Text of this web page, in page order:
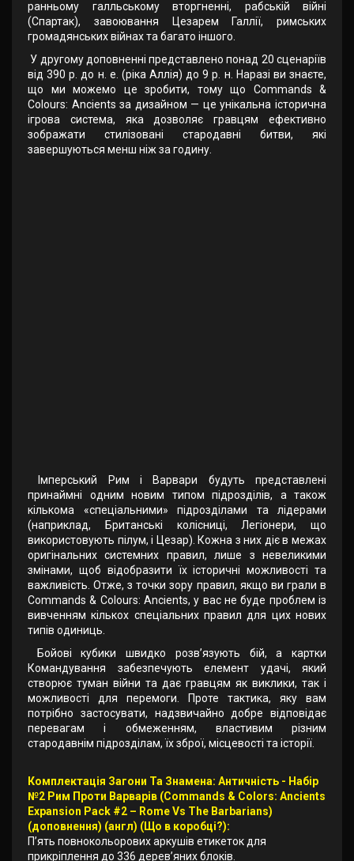
ранньому галльському вторгненні, рабській війні
(Спартак), завоювання Цезарем Галлії, римських
громадянських війнах та багато іншого.
У другому доповненні представлено понад 20 сценаріїв
від 390 р. до н. е. (ріка Аллія) до 9 р. н. Наразі ви знаєте,
що ми можемо це зробити, тому що Commands &
Colours: Ancients за дизайном — це унікальна історична
ігрова система, яка дозволяє гравцям ефективно
зображати стилізовані стародавні битви, які
завершуються менш ніж за годину.
Імперський Рим і Варвари будуть представлені
принаймні одним новим типом підрозділів, а також
кількома «спеціальними» підрозділами та лідерами
(наприклад, Британські колісниці, Легіонери, що
використовують пілум, і Цезар). Кожна з них діє в межах
оригінальних системних правил, лише з невеликими
змінами, щоб відобразити їх історичні можливості та
важливість. Отже, з точки зору правил, якщо ви грали в
Commands & Colours: Ancients, у вас не буде проблем із
вивченням кількох спеціальних правил для цих нових
типів одиниць.
Бойові кубики швидко розв’язують бій, а картки
Командування забезпечують елемент удачі, який
створює туман війни та дає гравцям як виклики, так і
можливості для перемоги. Проте тактика, яку вам
потрібно застосувати, надзвичайно добре відповідає
перевагам і обмеженням, властивим різним
стародавнім підрозділам, їх зброї, місцевості та історії.
Комплектація Загони Та Знамена: Античність - Набір
№2 Рим Проти Варварів (Commands & Colors: Ancients
Expansion Pack #2 – Rome Vs The Barbarians)
(доповнення) (англ) (Що в коробці?):
П’ять повнокольорових аркушів етикеток для
прикріплення до 336 дерев’яних блоків.